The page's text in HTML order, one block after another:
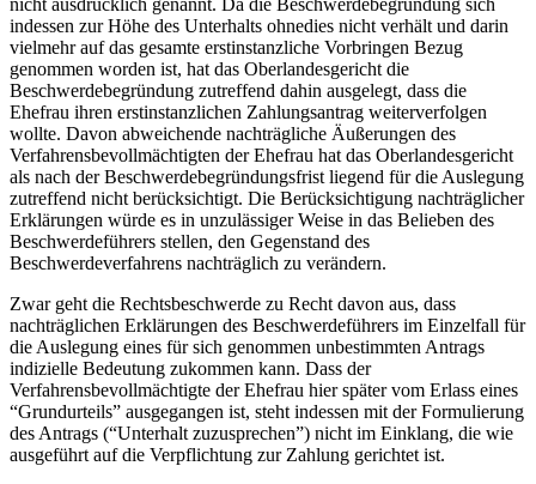
nicht ausdrücklich genannt. Da die Beschwerdebegründung sich
indessen zur Höhe des Unterhalts ohnedies nicht verhält und darin
vielmehr auf das gesamte erstinstanzliche Vorbringen Bezug
genommen worden ist, hat das Oberlandesgericht die
Beschwerdebegründung zutreffend dahin ausgelegt, dass die
Ehefrau ihren erstinstanzlichen Zahlungsantrag weiterverfolgen
wollte. Davon abweichende nachträgliche Äußerungen des
Verfahrensbevollmächtigten der Ehefrau hat das Oberlandesgericht
als nach der Beschwerdebegründungsfrist liegend für die Auslegung
zutreffend nicht berücksichtigt. Die Berücksichtigung nachträglicher
Erklärungen würde es in unzulässiger Weise in das Belieben des
Beschwerdeführers stellen, den Gegenstand des
Beschwerdeverfahrens nachträglich zu verändern.
Zwar geht die Rechtsbeschwerde zu Recht davon aus, dass
nachträglichen Erklärungen des Beschwerdeführers im Einzelfall für
die Auslegung eines für sich genommen unbestimmten Antrags
indizielle Bedeutung zukommen kann. Dass der
Verfahrensbevollmächtigte der Ehefrau hier später vom Erlass eines
“Grundurteils” ausgegangen ist, steht indessen mit der Formulierung
des Antrags (“Unterhalt zuzusprechen”) nicht im Einklang, die wie
ausgeführt auf die Verpflichtung zur Zahlung gerichtet ist.